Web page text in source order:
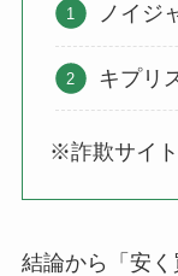
ノイジ
キプリ
※詐欺サイト
結論から「安